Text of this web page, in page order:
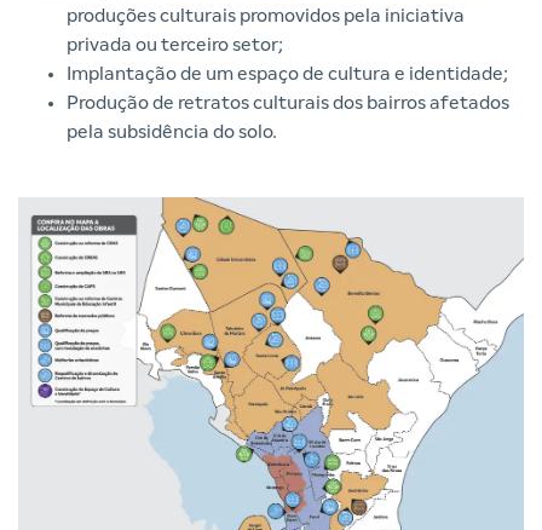
produções culturais promovidos pela iniciativa
privada ou terceiro setor;
Implantação de um espaço de cultura e identidade;
Produção de retratos culturais dos bairros afetados
pela subsidência do solo.